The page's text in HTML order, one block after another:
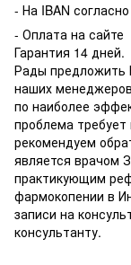
- На IBAN
- Оплата на сайте
Гарантия 14 дней.
Рады предложить
наших
по наиболее
проблема
рекомендуем
является врачом
практикующим
фармокопении в
записи на
консультанту.